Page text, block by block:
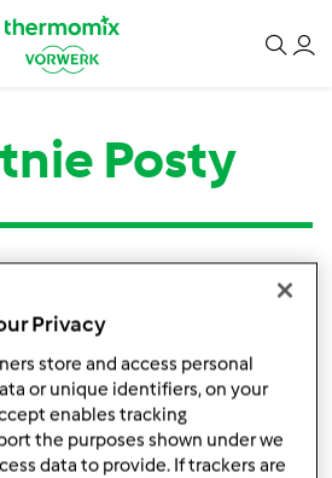
Posty
Ostatni post
aktywnościach
Privacy
store and access personal
or unique identifiers, on your
enables tracking
the purposes shown under we
data to provide. If trackers are